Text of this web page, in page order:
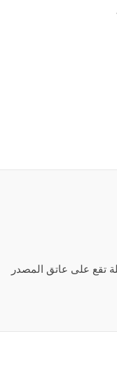
تقع على عاتق المصدر